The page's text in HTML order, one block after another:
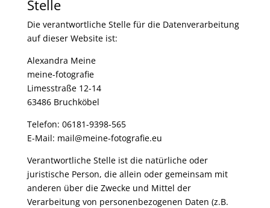
Stelle
Die verantwortliche Stelle für die Datenverarbeitung
auf dieser Website ist:
Alexandra Meine
meine-fotografie
Limesstraße 12-14
63486 Bruchköbel
Telefon: 06181-9398-565
E-Mail: mail@meine-fotografie.eu
Verantwortliche Stelle ist die natürliche oder
juristische Person, die allein oder gemeinsam mit
anderen über die Zwecke und Mittel der
Verarbeitung von personenbezogenen Daten (z.B.